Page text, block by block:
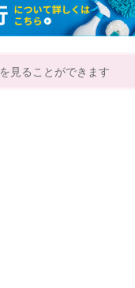
見ることができます